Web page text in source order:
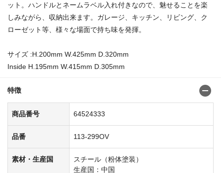
ット。ハンドルとネームラベル入れ付きなので、魅せることを楽
しみながら、収納出来ます。ガレージ、キッチン、リビング、ク
ローゼット等、様々な場面で持ち味を発揮。
サイズ :H.200mm W.425mm D.320mm
Inside H.195mm W.415mm D.305mm
特徴
商品番号 64524333
品番 113-299OV
素材・生産国
スチール（粉体塗装）
生産国：中国